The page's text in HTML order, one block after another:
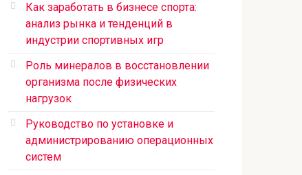
Как заработать в бизнесе спорта:
анализ рынка и тенденций в
индустрии спортивных игр
Роль минералов в восстановлении
организма после физических
нагрузок
Руководство по установке и
администрированию операционных
систем